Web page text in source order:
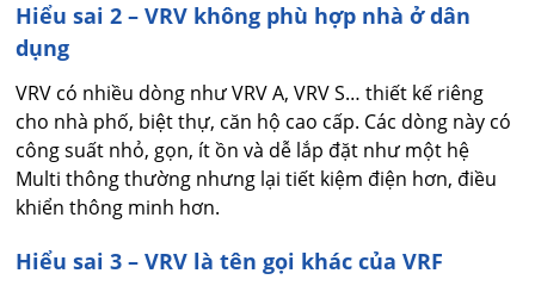
Hiểu sai 2 – VRV không phù hợp nhà ở dân
dụng
VRV có nhiều dòng như VRV A, VRV S… thiết kế riêng
cho nhà phố, biệt thự, căn hộ cao cấp. Các dòng này có
công suất nhỏ, gọn, ít ồn và dễ lắp đặt như một hệ
Multi thông thường nhưng lại tiết kiệm điện hơn, điều
khiển thông minh hơn.
Hiểu sai 3 – VRV là tên gọi khác của VRF